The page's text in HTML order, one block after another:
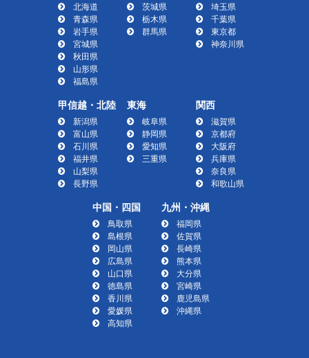
北海道
青森県
岩手県
宮城県
秋田県
山形県
福島県
茨城県
栃木県
群馬県
埼玉県
千葉県
東京都
神奈川県
甲信越・北陸
新潟県
富山県
石川県
福井県
山梨県
長野県
東海
岐阜県
静岡県
愛知県
三重県
関西
滋賀県
京都府
大阪府
兵庫県
奈良県
和歌山県
中国・四国
鳥取県
島根県
岡山県
広島県
山口県
徳島県
香川県
愛媛県
高知県
九州・沖縄
福岡県
佐賀県
長崎県
熊本県
大分県
宮崎県
鹿児島県
沖縄県